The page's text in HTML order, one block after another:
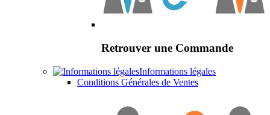
Retrouver une Commande
Informations légales
Conditions Générales de Ventes